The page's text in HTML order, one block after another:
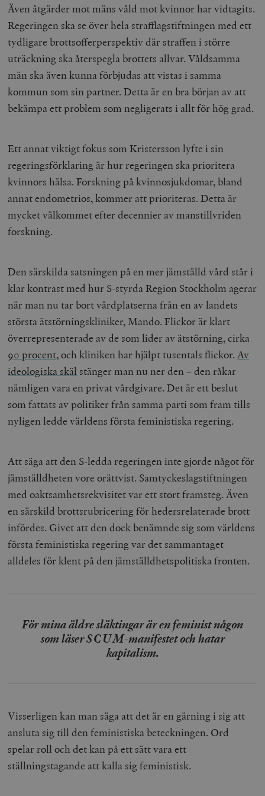
Även åtgärder mot mäns våld mot kvinnor har vidtagits.
Regeringen ska se över hela strafflagstiftningen med ett
tydligare brottsofferperspektiv där straffen i större
uträckning ska återspegla brottets allvar. Våldsamma
män ska även kunna förbjudas att vistas i samma
kommun som sin partner. Detta är en bra början av att
bekämpa ett problem som negligerats i allt för hög grad.
Ett annat viktigt fokus som Kristersson lyfte i sin
regeringsförklaring är hur regeringen ska prioritera
kvinnors hälsa. Forskning på kvinnosjukdomar, bland
annat endometrios, kommer att prioriteras. Detta är
mycket välkommet efter decennier av manstillvriden
forskning.
Den särskilda satsningen på en mer jämställd vård står i
klar kontrast med hur S-styrda Region Stockholm agerar
när man nu tar bort vårdplatserna från en av landets
största ätstörningskliniker, Mando. Flickor är klart
överrepresenterade av de som lider av ätstörning, cirka
90 procent, och kliniken har hjälpt tusentals flickor.Av
ideologiska skäl stänger man nu ner den – den råkar
nämligen vara en privat vårdgivare. Det är ett beslut
som fattats av politiker från samma parti som fram tills
nyligen ledde världens första feministiska regering.
Att säga att den S-ledda regeringen inte gjorde något för
jämställdheten vore orättvist. Samtyckeslagstiftningen
med oaktsamhetsrekvisitet var ett stort framsteg. Även
en särskild brottsrubricering för hedersrelaterade brott
infördes. Givet att den dock benämnde sig som världens
första feministiska regering var det sammantaget
alldeles för klent på den jämställdhetspolitiska fronten.
För mina äldre släktingar är en feminist någon
som läser SCUM-manifestet och hatar
kapitalism.
Visserligen kan man säga att det är en gärning i sig att
ansluta sig till den feministiska beteckningen. Ord
spelar roll och det kan på ett sätt vara ett
ställningstagande att kalla sig feministisk.